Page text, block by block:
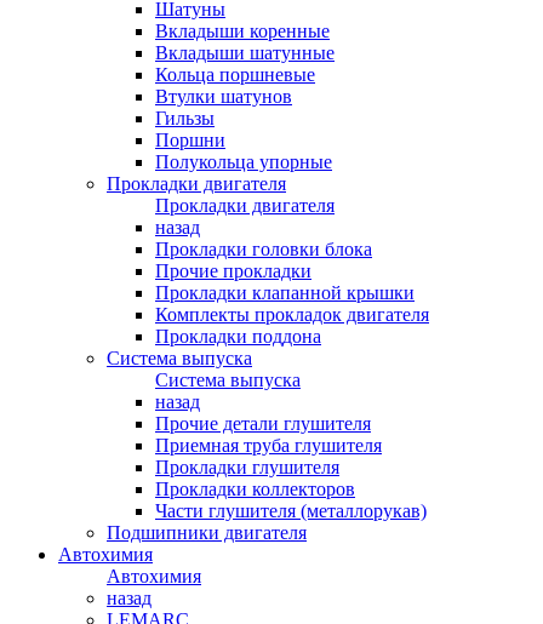
Шатуны
Вкладыши коренные
Вкладыши шатунные
Кольца поршневые
Втулки шатунов
Гильзы
Поршни
Полукольца упорные
Прокладки двигателя
Прокладки двигателя
назад
Прокладки головки блока
Прочие прокладки
Прокладки клапанной крышки
Комплекты прокладок двигателя
Прокладки поддона
Система выпуска
Система выпуска
назад
Прочие детали глушителя
Приемная труба глушителя
Прокладки глушителя
Прокладки коллекторов
Части глушителя (металлорукав)
Подшипники двигателя
Автохимия
Автохимия
назад
LEMARC